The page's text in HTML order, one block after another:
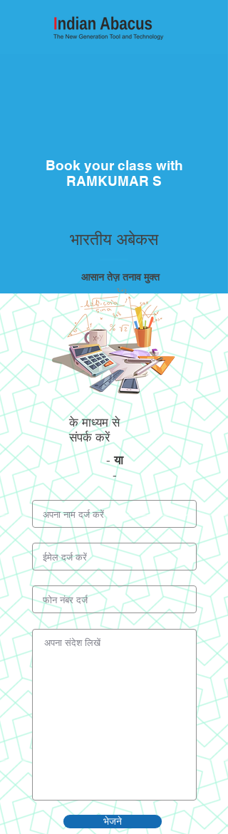
Book your class with
RAMKUMAR S
भारतीय अबेकस
आसान तेज़ तनाव मुक्त
के माध्यम से
संपर्क करें
-या
-
भेजने